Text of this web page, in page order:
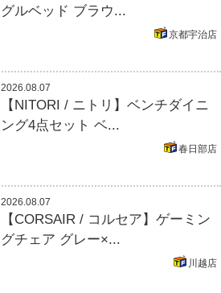
グルベッド ブラウ...
京都宇治店
2026.08.07
【NITORI / ニトリ】ベンチダイニ
ング4点セット ベ...
春日部店
2026.08.07
【CORSAIR / コルセア】ゲーミン
グチェア グレー×...
川越店